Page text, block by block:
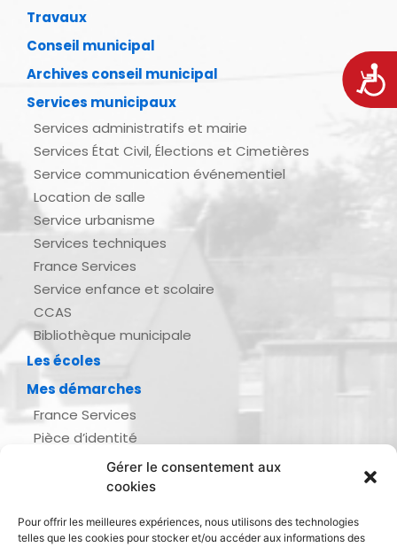
Gérer le consentement aux
cookies
Pour offrir les meilleures expériences, nous utilisons des technologies
telles que les cookies pour stocker et/ou accéder aux informations des
Travaux
Conseil municipal
Archives conseil municipal
Services municipaux
Services administratifs et mairie
Services État Civil, Élections et Cimetières
Service communication événementiel
Location de salle
Service urbanisme
Services techniques
France Services
Service enfance et scolaire
CCAS
Bibliothèque municipale
Les écoles
Mes démarches
France Services
Pièce d’identité
Demande d’actes d’état civil
Inscription listes électorales